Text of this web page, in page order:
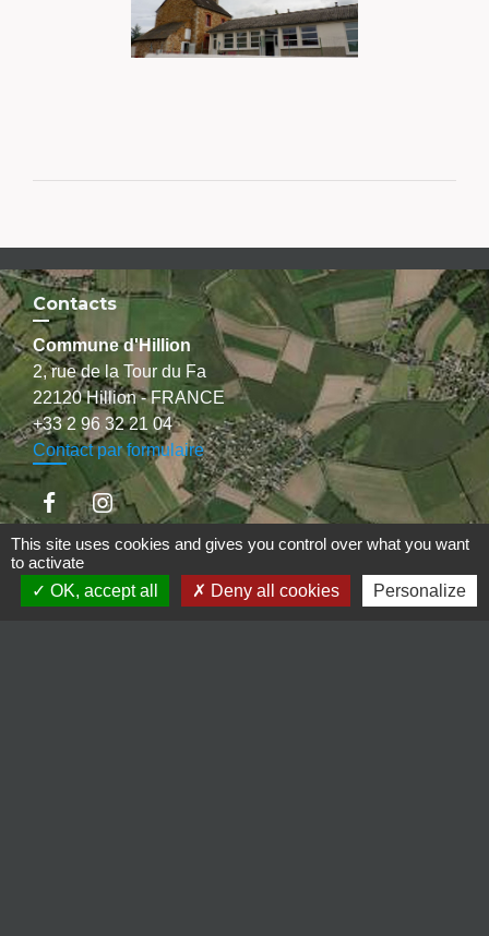
Contacts
Commune d'Hillion
2, rue de la Tour du Fa
22120 Hillion - FRANCE
+33 2 96 32 21 04
Contact par formulaire
Espace Réservé
This site uses cookies and gives you control over what you want
to activate
OK, accept all
Deny all cookies Personalize